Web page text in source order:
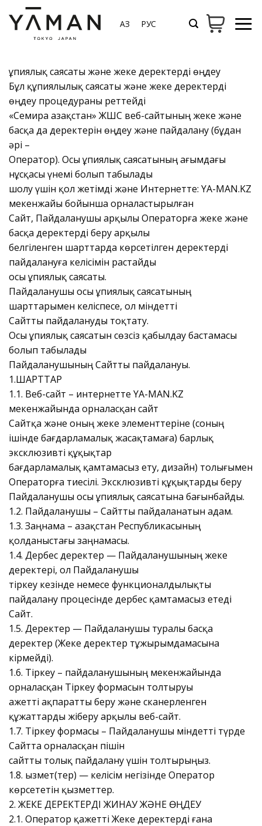
Мазмұнға
өту
ҚАЗ РУС
Құпиялық саясаты және жеке деректерді өңдеу
Бұл құпиялылық саясаты және жеке деректерді
өңдеу процедураны реттейді
«Семира Қазақстан» ЖШС веб-сайтының жеке және
басқа да деректерін өңдеу және пайдалану (бұдан
әрі –
Оператор). Осы Құпиялық саясатының ағымдағы
нұсқасы үнемі болып табылады
шолу үшін қол жетімді және Интернетте: YA-MAN.KZ
мекенжайы бойынша орналастырылған
Сайт, Пайдаланушы арқылы Операторға жеке және
басқа деректерді беру арқылы
белгіленген шарттарда көрсетілген деректерді
пайдалануға келісімін растайды
осы Құпиялық саясаты.
Пайдаланушы осы Құпиялық саясатының
шарттарымен келіспесе, ол міндетті
Сайтты пайдалануды тоқтату.
Осы Құпиялық саясатын сөзсіз қабылдау бастамасы
болып табылады
Пайдаланушының Сайтты пайдалануы.
1.ШАРТТАР
1.1. Веб-сайт – интернетте YA-MAN.KZ
мекенжайында орналасқан сайт
Сайтқа және оның жеке элементтеріне (соның
ішінде бағдарламалық жасақтамаға) барлық
эксклюзивті құқықтар
бағдарламалық қамтамасыз ету, дизайн) толығымен
Операторға тиесілі. Эксклюзивті құқықтарды беру
Пайдаланушы осы Құпиялық саясатына бағынбайды.
1.2. Пайдаланушы – Сайтты пайдаланатын адам.
1.3. Заңнама – Қазақстан Республикасының
қолданыстағы заңнамасы.
1.4. Дербес деректер — Пайдаланушының жеке
деректері, ол Пайдаланушы
тіркеу кезінде немесе функционалдылықты
пайдалану процесінде дербес қамтамасыз етеді
Сайт.
1.5. Деректер — Пайдаланушы туралы басқа
деректер (Жеке деректер тұжырымдамасына
кірмейді).
1.6. Тіркеу – пайдаланушының мекенжайында
орналасқан Тіркеу формасын толтыруы
Қажетті ақпаратты беру және сканерленген
құжаттарды жіберу арқылы веб-сайт.
1.7. Тіркеу формасы – Пайдаланушы міндетті түрде
Сайтта орналасқан пішін
сайтты толық пайдалану үшін толтырыңыз.
1.8. Қызмет(тер) — келісім негізінде Оператор
көрсететін қызметтер.
2. ЖЕКЕ ДЕРЕКТЕРДІ ЖИНАУ ЖӘНЕ ӨҢДЕУ
2.1. Оператор қажетті Жеке деректерді ғана